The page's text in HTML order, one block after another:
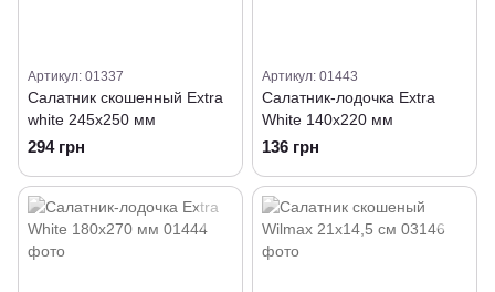
Артикул: 01337
Салатник скошенный Extra
white 245х250 мм
294 грн
Артикул: 01443
Салатник-лодочка Extra
White 140х220 мм
136 грн